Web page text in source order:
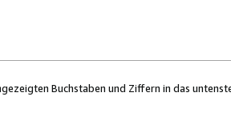
Buchstaben und Ziffern in das